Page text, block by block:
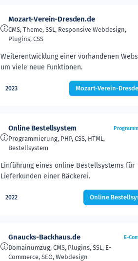
Mozart-Verein-Dresden.de
CMS, Theme, SSL, Responsive Webdesign,
Plugins, CSS
Weiterentwicklung einer vorhandenen
um viele neue Funktionen.
2023 Mozart-Verein-
Online Bestellsystem
Programmierung, PHP, CSS, HTML,
Bestellsystem
Einführung eines online Bestellsystems für
Lieferkunden einer Bäckerei.
2022 Online
Gnaucks-Backhaus.de
Domainumzug, CMS, Plugins, SSL, E-
Commerce, SEO, Webdesign
E-